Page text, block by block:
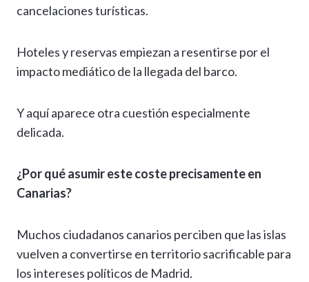
cancelaciones turísticas.
Hoteles y reservas empiezan a resentirse por el
impacto mediático de la llegada del barco.
Y aquí aparece otra cuestión especialmente
delicada.
¿Por qué asumir este coste precisamente en
Canarias?
Muchos ciudadanos canarios perciben que las islas
vuelven a convertirse en territorio sacrificable para
los intereses políticos de Madrid.